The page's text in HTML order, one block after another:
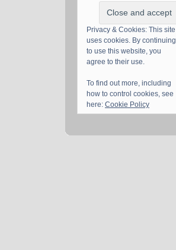
Privacy & Cookies: This site
uses cookies. By continuing
to use this website, you
agree to their use.
To find out more, including
how to control cookies, see
here: Cookie Policy